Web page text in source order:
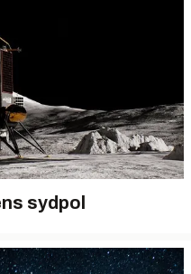
sydpol